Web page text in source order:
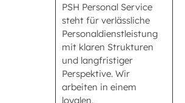
PSH Personal Service
steht für verlässliche
Personaldienstleistung
mit klaren Strukturen
und langfristiger
Perspektive. Wir
arbeiten in einem
loyalen,